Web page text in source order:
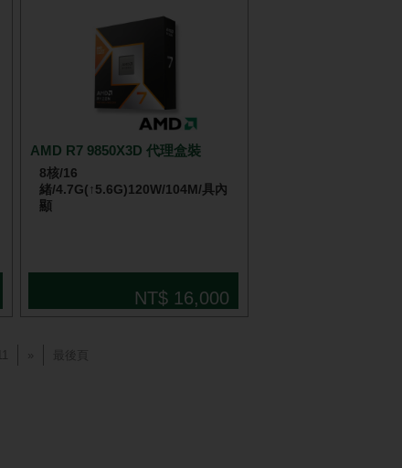
AMD R7 9850X3D 代理盒裝
8核/16
緒/4.7G(↑5.6G)120W/104M/具內
顯
NT$ 16,000
最後頁